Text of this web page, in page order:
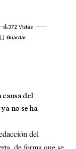
372 Vistas
causa del
no se ha
del